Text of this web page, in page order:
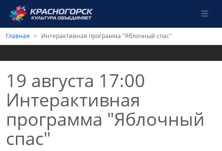
Главная Интерактивная программа "Яблочный спас"
19 августа 17:00
Интерактивная
программа "Яблочный
спас"